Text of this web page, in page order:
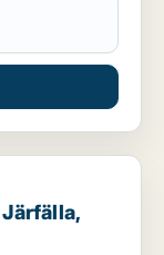
eller